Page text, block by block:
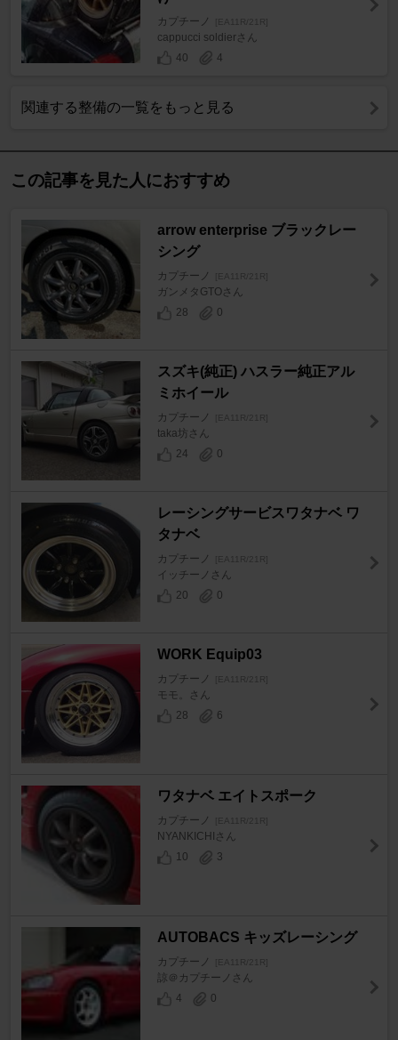
カプチーノ [EA11R/21R]
cappucci soldierさん
40
4
関連する整備の一覧をもっと見る
この記事を見た人におすすめ
arrow enterprise ブラックレー
シング
カプチーノ [EA11R/21R]
ガンメタGTOさん
28
0
スズキ(純正) ハスラー純正アル
ミホイール
カプチーノ [EA11R/21R]
taka坊さん
24
0
レーシングサービスワタナベ ワ
タナベ
カプチーノ [EA11R/21R]
イッチーノさん
20
0
WORK Equip03
カプチーノ [EA11R/21R]
モモ。さん
28
6
ワタナベ エイトスポーク
カプチーノ [EA11R/21R]
NYANKICHIさん
10
3
AUTOBACS キッズレーシング
カプチーノ [EA11R/21R]
諒＠カプチーノさん
4
0